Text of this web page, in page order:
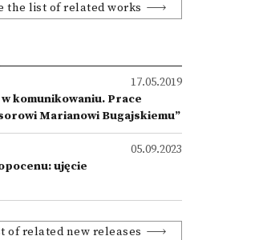
the list of related works
17.05.2019
komunikowaniu. Prace
Marianowi Bugajskiemu”
05.09.2023
ujęcie
of related new releases